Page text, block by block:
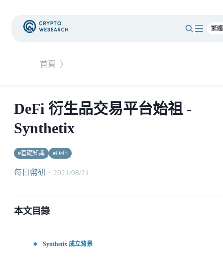
首頁 〉
DeFi 衍生品交易平台始祖 -
Synthetix
#基礎知識 #DeFi
每日幣研 ・ 2021/08/21
本文目錄
Synthetix 成立背景